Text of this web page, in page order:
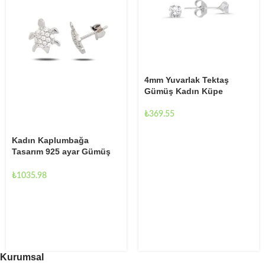
Kadın Kaplumbağa
Tasarım 925 ayar Gümüş
₺1035.98
4mm Yuvarlak Tektaş
Gümüş Kadın Küpe
₺369.55
Kurumsal